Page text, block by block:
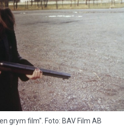
grym film". Foto: BAV Film AB